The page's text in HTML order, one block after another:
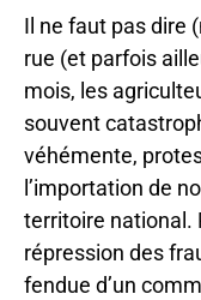
Il ne faut pas dire
rue (et parfois
mois, les
souvent
véhémente,
l’importation de
territoire national.
répression des
fendue d’un